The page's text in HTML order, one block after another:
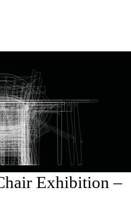
Exhibition –